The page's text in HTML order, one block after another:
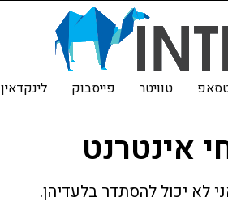
טוויטר פייסבוק לינקדאין